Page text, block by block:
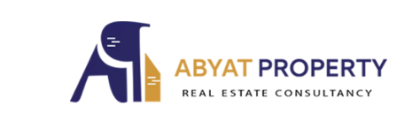
المحتوى